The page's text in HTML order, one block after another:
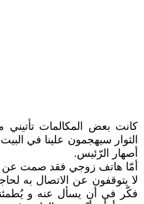
كانت بعض المكالمات تأتيني
الثوار سيهجمون علينا في
أصهار الرّئيس.
أمّا هاتف زوجي فقد صمت عن
لا يتوقفون عن الاتصال به
فكّر في أن يسأل عنه و